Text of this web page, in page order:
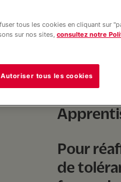
Garantir
jeunes
est une
Pour
de
tous les cookies en cliquant sur
sur nos sites, consultez notre
Autoriser tous les cookies